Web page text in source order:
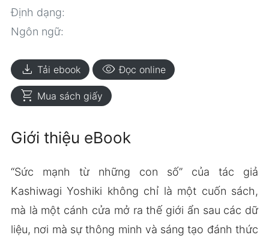
Định dạng:
Ngôn ngữ:
download Tải ebook visibility Đọc online
shopping_cart Mua sách giấy
Giới thiệu eBook
“Sức mạnh từ những con số” của tác giả
Kashiwagi Yoshiki không chỉ là một cuốn sách,
mà là một cánh cửa mở ra thế giới ẩn sau các dữ
liệu, nơi mà sự thông minh và sáng tạo đánh thức